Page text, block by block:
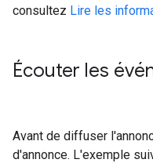
consultez Lire les
Écouter les
Avant de diffuser
d'annonce. L'exemple